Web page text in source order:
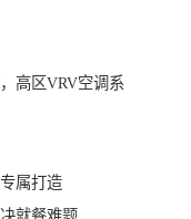
高区VRV空调系
属打造